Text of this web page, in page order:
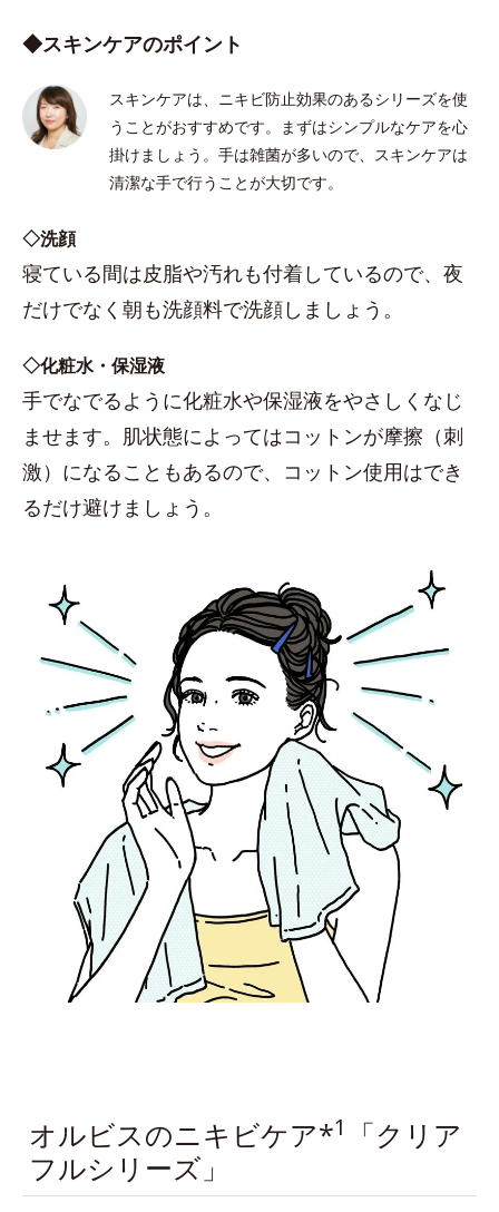
◆スキンケアのポイント
スキンケアは、ニキビ防止効果のあるシリーズを使
うことがおすすめです。まずはシンプルなケアを心
掛けましょう。手は雑菌が多いので、スキンケアは
清潔な手で行うことが大切です。
◇洗顔
寝ている間は皮脂や汚れも付着しているので、夜
だけでなく朝も洗顔料で洗顔しましょう。
◇化粧水・保湿液
手でなでるように化粧水や保湿液をやさしくなじ
ませます。肌状態によってはコットンが摩擦（刺
激）になることもあるので、コットン使用はでき
るだけ避けましょう。
オルビスのニキビケア*1
「クリア
フルシリーズ」